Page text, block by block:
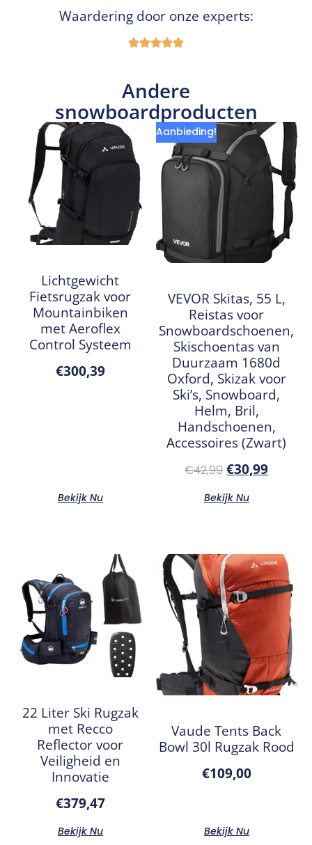
Waardering door onze experts:
Andere
snowboardproducten
Lichtgewicht
Fietsrugzak voor
Mountainbiken
met Aeroflex
Control Systeem
€300,39
Bekijk Nu
Aanbieding!
VEVOR Skitas, 55 L,
Reistas voor
Snowboardschoenen,
Skischoentas van
Duurzaam 1680d
Oxford, Skizak voor
Ski’s, Snowboard,
Helm, Bril,
Handschoenen,
Accessoires (Zwart)
€42,99 €30,99
Bekijk Nu
22 Liter Ski Rugzak
met Recco
Reflector voor
Veiligheid en
Innovatie
€379,47
Bekijk Nu
Vaude Tents Back
Bowl 30l Rugzak Rood
€109,00
Bekijk Nu